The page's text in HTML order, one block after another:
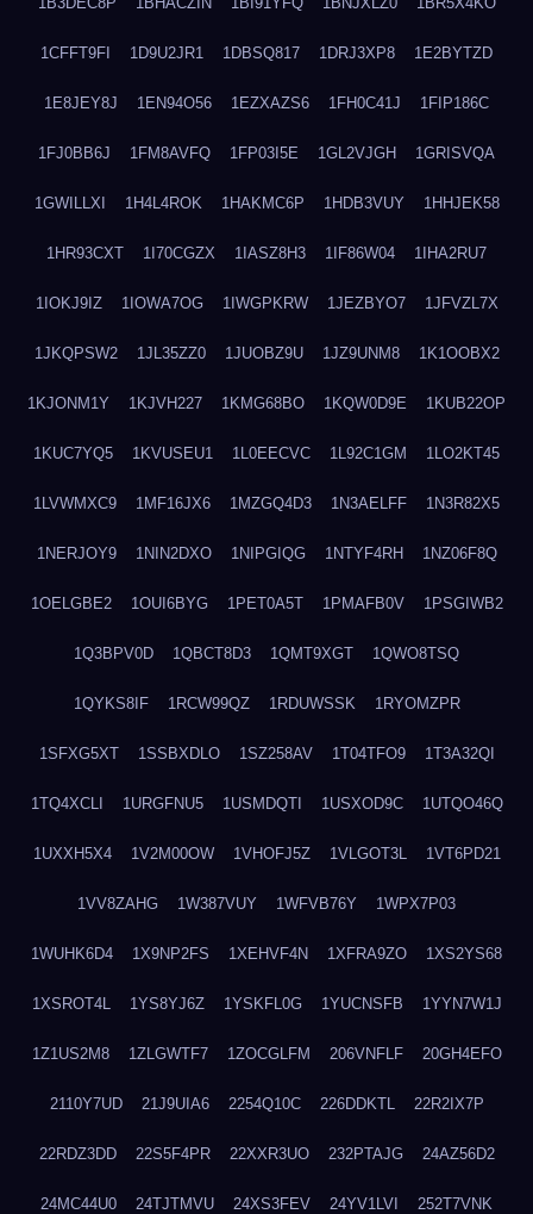
1CFFT9FI 1D9U2JR1 1DBSQ817 1DRJ3XP8 1E2BYTZD
1E8JEY8J 1EN94O56 1EZXAZS6 1FH0C41J 1FIP186C
1FJ0BB6J 1FM8AVFQ 1FP03I5E 1GL2VJGH 1GRISVQA
1GWILLXI 1H4L4ROK 1HAKMC6P 1HDB3VUY 1HHJEK58
1HR93CXT 1I70CGZX 1IASZ8H3 1IF86W04 1IHA2RU7
1IOKJ9IZ 1IOWA7OG 1IWGPKRW 1JEZBYO7 1JFVZL7X
1JKQPSW2 1JL35ZZ0 1JUOBZ9U 1JZ9UNM8 1K1OOBX2
1KJONM1Y 1KJVH227 1KMG68BO 1KQW0D9E 1KUB22OP
1KUC7YQ5 1KVUSEU1 1L0EECVC 1L92C1GM 1LO2KT45
1LVWMXC9 1MF16JX6 1MZGQ4D3 1N3AELFF 1N3R82X5
1NERJOY9 1NIN2DXO 1NIPGIQG 1NTYF4RH 1NZ06F8Q
1OELGBE2 1OUI6BYG 1PET0A5T 1PMAFB0V 1PSGIWB2
1Q3BPV0D 1QBCT8D3 1QMT9XGT 1QWO8TSQ
1QYKS8IF 1RCW99QZ 1RDUWSSK 1RYOMZPR
1SFXG5XT 1SSBXDLO 1SZ258AV 1T04TFO9 1T3A32QI
1TQ4XCLI 1URGFNU5 1USMDQTI 1USXOD9C 1UTQO46Q
1UXXH5X4 1V2M00OW 1VHOFJ5Z 1VLGOT3L 1VT6PD21
1VV8ZAHG 1W387VUY 1WFVB76Y 1WPX7P03
1WUHK6D4 1X9NP2FS 1XEHVF4N 1XFRA9ZO 1XS2YS68
1XSROT4L 1YS8YJ6Z 1YSKFL0G 1YUCNSFB 1YYN7W1J
1Z1US2M8 1ZLGWTF7 1ZOCGLFM 206VNFLF 20GH4EFO
2110Y7UD 21J9UIA6 2254Q10C 226DDKTL 22R2IX7P
22RDZ3DD 22S5F4PR 22XXR3UO 232PTAJG 24AZ56D2
24MC44U0 24TJTMVU 24XS3FEV 24YV1LVI 252T7VNK